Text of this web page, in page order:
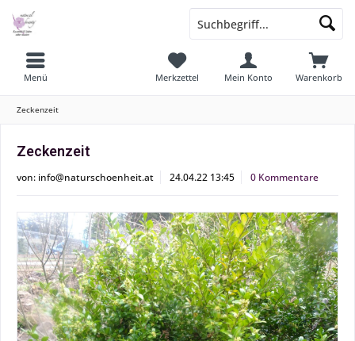
Menü Warenkorb
Merkzettel Mein Konto
Zeckenzeit
Zeckenzeit
von: info@naturschoenheit.at 24.04.22 13:45 0 Kommentare